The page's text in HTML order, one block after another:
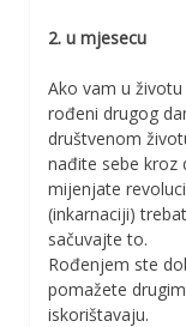
2. u mjesecu
Ako vam u
rođeni drugog
društvenom
nađite sebe kroz
mijenjate
(inkarnaciji)
sačuvajte to.
Rođenjem ste
pomažete
iskorištavaju.